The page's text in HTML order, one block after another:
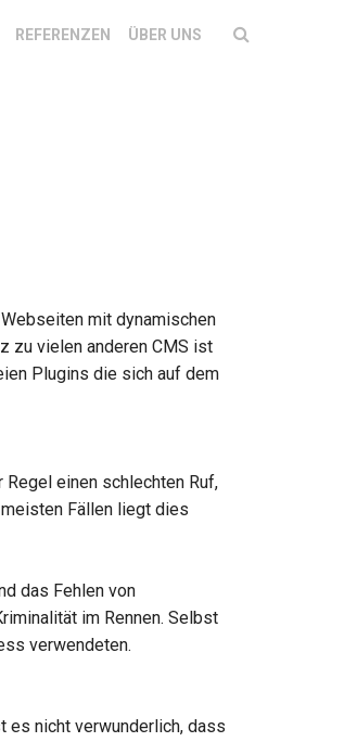
REFERENZEN ÜBER UNS
mit dynamischen
zu vielen anderen CMS ist
Plugins die sich auf dem
einen schlechten Ruf,
Fällen liegt dies
das Fehlen von
im Rennen. Selbst
verwendeten.
es nicht verwunderlich, dass